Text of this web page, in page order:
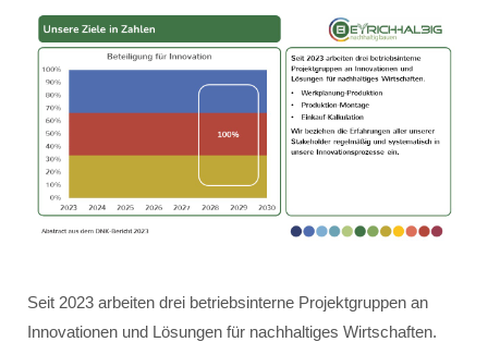
Seit 2023 arbeiten drei betriebsinterne Projektgruppen an
Innovationen und Lösungen für nachhaltiges Wirtschaften.